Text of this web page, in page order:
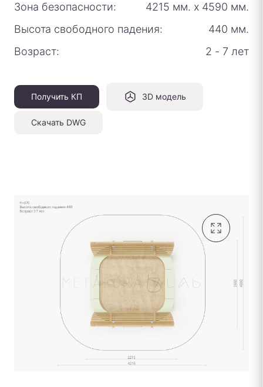
Зона безопасности:
4215 мм. х 4590 мм.
Высота свободного падения:
440 мм.
Возраст:
2 - 7 лет
Получить КП 3D модель
Скачать DWG